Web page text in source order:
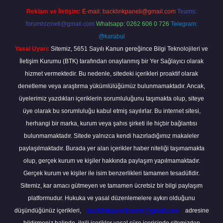
Reklam ve İletişim: E-mail: backlinkpaneli@gmail.com Teams:
forumhizmeti@gmail.com Whatsapp: 0262 606 0 726 Telegram:
@karabul
Yasal Uyarı: Sitemiz, 5651 Sayılı Kanun gereğince Bilgi Teknolojileri ve
İletişim Kurumu (BTK) tarafından onaylanmış bir Yer Sağlayıcı olarak
hizmet vermektedir. Bu nedenle, sitedeki içerikleri proaktif olarak
denetleme veya araştırma yükümlülüğümüz bulunmamaktadır. Ancak,
üyelerimiz yazdıkları içeriklerin sorumluluğunu taşımakta olup, siteye
üye olarak bu sorumluluğu kabul etmiş sayılırlar. Bu internet sitesi,
herhangi bir marka, kurum veya şahıs şirketi ile hiçbir bağlantısı
bulunmamaktadır. Sitede yalnızca kendi hazırladığımız makaleler
paylaşılmaktadır. Burada yer alan içerikler haber niteliği taşımamakta
olup, gerçek kurum ve kişiler hakkında paylaşım yapılmamaktadır.
Gerçek kurum ve kişiler ile isim benzerlikleri tamamen tesadüfidir.
Sitemiz, kar amacı gütmeyen ve tamamen ücretsiz bir bilgi paylaşım
platformudur. Hukuka ve yasal düzenlemelere aykırı olduğunu
düşündüğünüz içerikleri,
backlinkpanelicomtr@gmail.com
adresine